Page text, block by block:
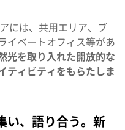
には、共用エリア、ブ
イベートオフィス等があ
光を取り入れた開放的な
ティビティをもらたしま
い、語り合う。新